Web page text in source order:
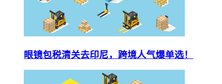
眼镜包税清关去印尼，跨境人气爆单选！